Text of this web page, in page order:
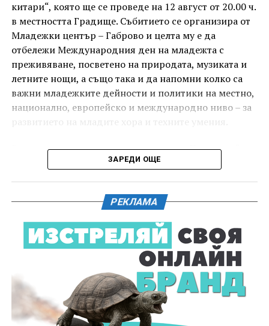
И двете вечери ще продължи инициативата „Книга
за книга“ – всеки може да донесе книга от личната
си библиотека и да вземе друга. Целта е обмен на
заглавия, впечатления и приятен разговор за
литература.
китари“, която ще се проведе на 12 август от 20.00 ч.
в местността Градище. Събитието се организира от
Младежки център – Габрово и целта му е да
отбележи Международния ден на младежта с
преживяване, посветено на природата, музиката и
летните нощи, а също така и да напомни колко са
важни младежките дейности и политики на местно,
национално, европейско и международно ниво – за
Вечерта е в пика на метеорния поток „Персеиди“ –
едно от най-красивите и очаквани астрономически
дни Земята преминава през шлейф от частици,
оставени от кометата 109P/Swift-Tuttle.
Тези частици изгарят в атмосферата над нас и
ние ги виждаме като ярки падащи звезди. На тъмно
и високо място могат да бъдат забелязани около 100
падащи звезди на час. На Градище, заради
близостта на града, броят им е значително по-
малък, но все пак много по- голям, отколкото в
обикновена лятна вечер.
ЗАРЕДИ ОЩЕ
РЕКЛАМА